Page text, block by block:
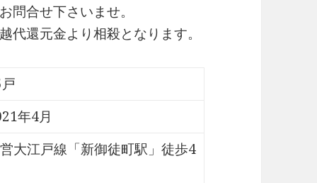
合せ下さいませ。
還元金より相殺となります。
年4月
大江戸線「新御徒町駅」徒歩4